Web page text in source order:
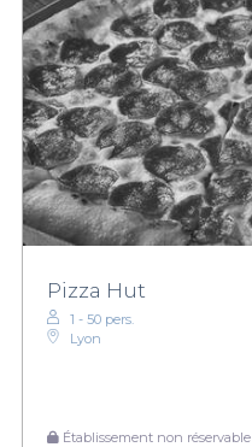
Pizza Hut
1 - 50 pers.
Lyon
Établissement non réservable